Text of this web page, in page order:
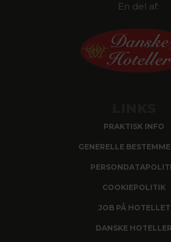
En del af:
PRAKTISK INFO
GENERELLE
COOKIEPOLITIK
JOB PÅ HOTELLET
DANSKE HOTELLER